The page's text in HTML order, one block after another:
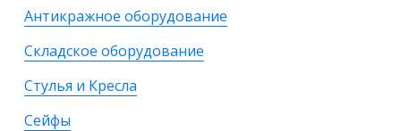
Антикражное оборудование
Складское оборудование
Стулья и Кресла
Сейфы